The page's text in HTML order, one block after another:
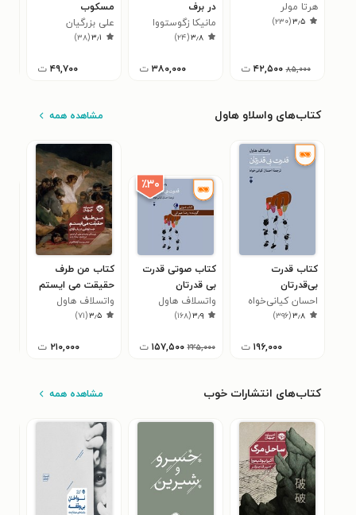
هرتا مولر
۳٫۵(۲۳۰)
۸۵,۰۰۰ ۴۲,۵۰۰ ت
در برف
مانیکا زگوستووا
۳٫۸(۲۴)
۳۸۰,۰۰۰ ت
مسکوب
علی بزرگیان
۳٫۱(۳۸)
۴۹,۷۰۰ ت
کتاب‌های واسلاو هاول مشاهده همه
کتاب قدرت
بی‌قدرتان
احسان کیانی‌خواه
۳٫۸(۳۹۶)
۱۹۶,۰۰۰ ت
٪۳۰
کتاب صوتی قدرت
بی قدرتان
واتسلاف هاول
۳٫۹(۱۶۸)
۲۲۵,۰۰۰ ۱۵۷,۵۰۰ ت
کتاب من طرف
حقیقت می ایستم
واتسلاف هاول
۳٫۵(۷۱)
۲۱۰,۰۰۰ ت
کتاب‌های انتشارات خوب مشاهده همه